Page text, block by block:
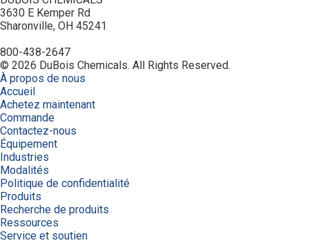
3630 E Kemper Rd
Sharonville, OH 45241
800-438-2647
© 2026 DuBois Chemicals. All Rights Reserved.
À propos de nous
Accueil
Achetez maintenant
Commande
Contactez-nous
Équipement
Industries
Modalités
Politique de confidentialité
Produits
Recherche de produits
Ressources
Service et soutien